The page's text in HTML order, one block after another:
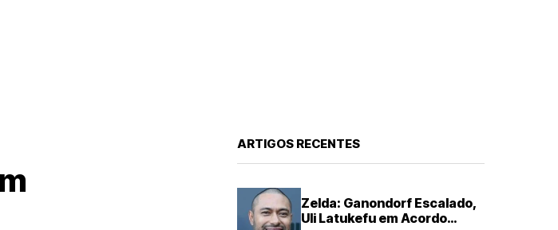
ARTIGOS RECENTES
Zelda: Ganondorf Escalado,
Uli Latukefu em Acordo